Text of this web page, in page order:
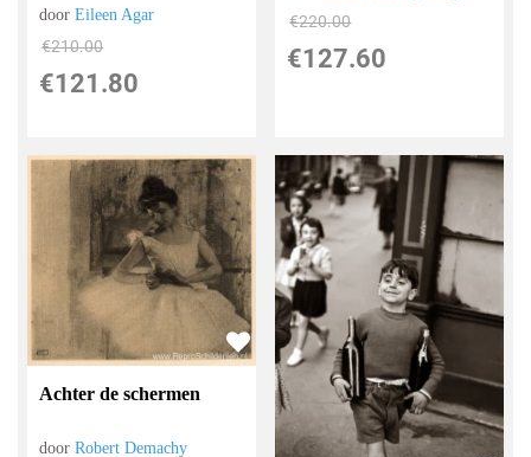
doorEileen Agar
€210.00
€121.80
€220.00
€127.60
Achter de schermen
doorRobert Demachy